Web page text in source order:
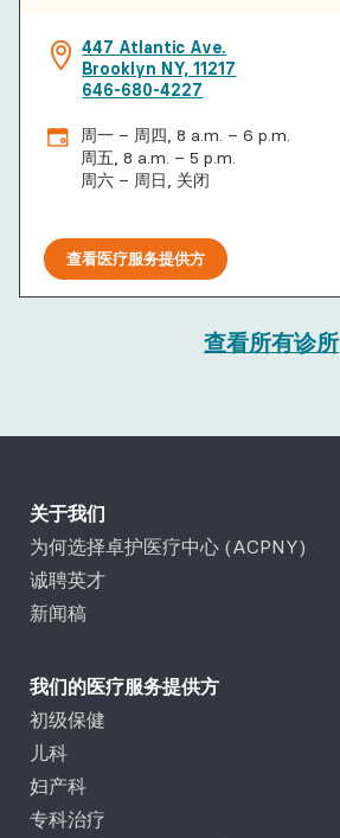
447 Atlantic Ave.
Brooklyn NY, 11217
646-680-4227
周一 – 周四, 8 a.m. – 6 p.m.
周五, 8 a.m. – 5 p.m.
周六 – 周日, 关闭
查看医疗服务提供方
查看所有诊所
关于我们
为何选择卓护医疗中心 (ACPNY)
诚聘英才
新闻稿
我们的医疗服务提供方
初级保健
儿科
妇产科
专科治疗